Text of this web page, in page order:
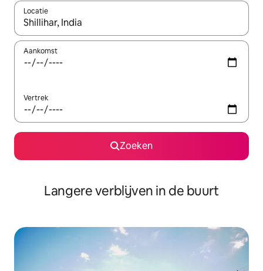
Locatie
Wanneer er resultaten beschikbaar zijn, maak je een keuze
Aankomst
Vertrek
Zoeken
Langere verblijven in de buurt